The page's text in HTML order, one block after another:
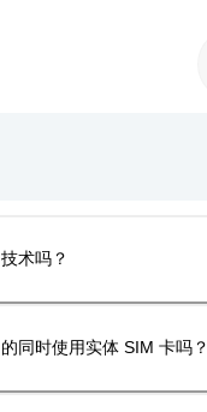
术吗？
同时使用实体 SIM 卡吗？